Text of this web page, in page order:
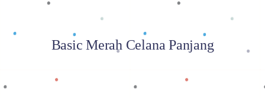
Basic Merah Celana Panjang